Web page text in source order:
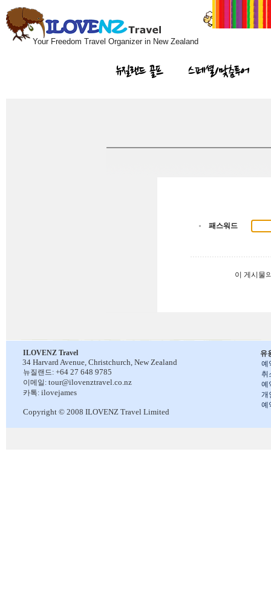
Your Freedom Travel Organizer in New Zealand
뉴질랜드 골프 스페셜/맞춤투어
패스워드
이 게시물
유
예
취
예
개
예
ILOVENZ Travel
34 Harvard Avenue, Christchurch, New Zealand
뉴질랜드: +64 27 648 9785
이메일: tour@ilovenztravel.co.nz
카톡: ilovejames
Copyright © 2008 ILOVENZ Travel Limited